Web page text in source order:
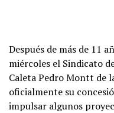
Después de más de 11
miércoles el Sindicato
Caleta Pedro Montt de
oficialmente su
impulsar algunos